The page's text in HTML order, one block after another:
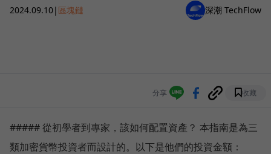
2024.09.10| 區塊鏈 深潮 TechFlow
分享 收藏
##### 從初學者到專家，該如何配置資產？ 本指南是為三
類加密貨幣投資者而設計的。以下是他們的投資金額：